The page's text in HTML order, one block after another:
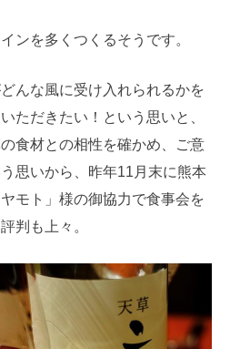
ンを多くつくるそうです。
んな風に受け入れられるかを
ただきたい！という思いと、
食材との相性を確かめ、ご意
思いから、昨年11月末に熊本
モト」様の御協力で食事会を
判も上々。